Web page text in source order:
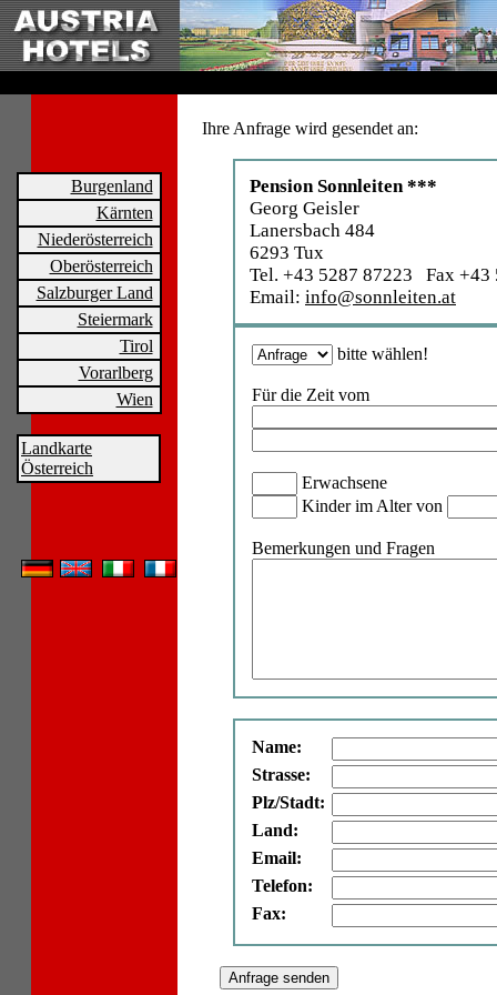
Burgenland
Kärnten
Niederösterreich
Oberösterreich
Salzburger Land
Steiermark
Tirol
Vorarlberg
Wien
Landkarte
Österreich
Ihre Anfrage wird gesendet an:
Pension Sonnleiten ***
Georg Geisler
Lanersbach 484
6293 Tux
Tel. +43 5287 87223 Fax +43
Email: info@sonnleiten.at
bitte wählen!
Für die Zeit vom
Erwachsene
Kinder im Alter von
Bemerkungen und Fragen
Name:
Strasse:
Plz/Stadt:
Land:
Email:
Telefon:
Fax: